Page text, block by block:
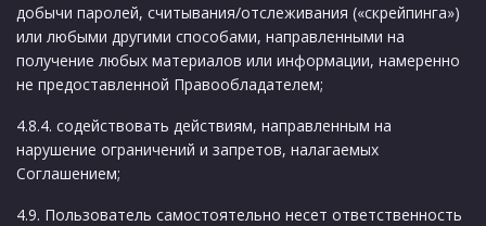
добычи паролей, считывания/отслеживания («скрейпинга»)
или любыми другими способами, направленными на
получение любых материалов или информации, намеренно
не предоставленной Правообладателем;
4.8.4. содействовать действиям, направленным на
нарушение ограничений и запретов, налагаемых
Соглашением;
4.9. Пользователь самостоятельно несет ответственность